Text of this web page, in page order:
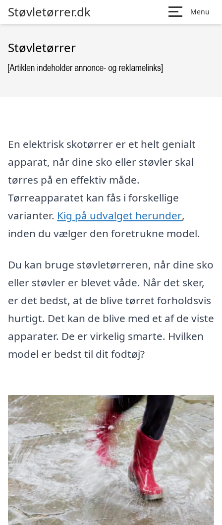
Støvletørrer.dk Menu
Støvletørrer
En elektrisk skotørrer er et helt genialt
apparat, når dine sko eller støvler skal
tørres på en effektiv måde.
Tørreapparatet kan fås i forskellige
varianter. Kig på udvalget herunder,
inden du vælger den foretrukne model.
Du kan bruge støvletørreren, når dine sko
eller støvler er blevet våde. Når det sker,
er det bedst, at de blive tørret forholdsvis
hurtigt. Det kan de blive med et af de viste
apparater. De er virkelig smarte. Hvilken
model er bedst til dit fodtøj?